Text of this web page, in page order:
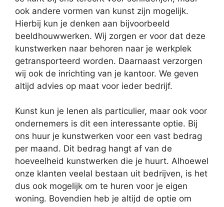
ook andere vormen van kunst zijn mogelijk.
Hierbij kun je denken aan bijvoorbeeld
beeldhouwwerken. Wij zorgen er voor dat deze
kunstwerken naar behoren naar je werkplek
getransporteerd worden. Daarnaast verzorgen
wij ook de inrichting van je kantoor. We geven
altijd advies op maat voor ieder bedrijf.
Kunst kun je lenen als particulier, maar ook voor
ondernemers is dit een interessante optie. Bij
ons huur je kunstwerken voor een vast bedrag
per maand. Dit bedrag hangt af van de
hoeveelheid kunstwerken die je huurt. Alhoewel
onze klanten veelal bestaan uit bedrijven, is het
dus ook mogelijk om te huren voor je eigen
woning. Bovendien heb je altijd de optie om